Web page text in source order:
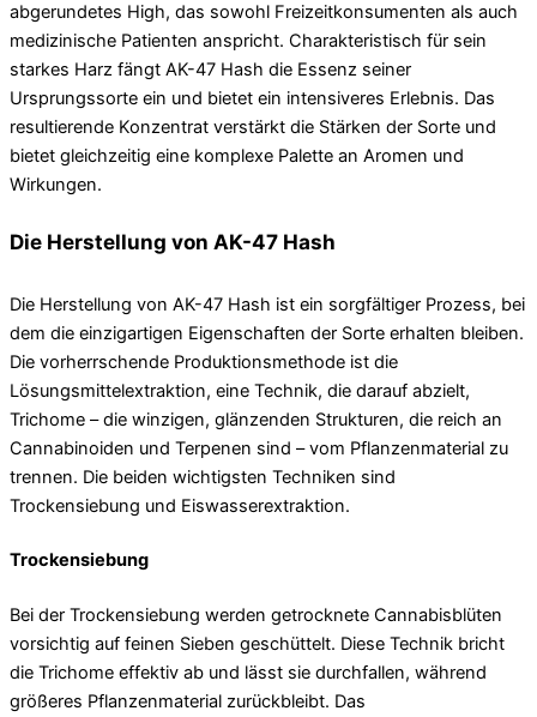
abgerundetes High, das sowohl Freizeitkonsumenten als auch
medizinische Patienten anspricht. Charakteristisch für sein
starkes Harz fängt AK-47 Hash die Essenz seiner
Ursprungssorte ein und bietet ein intensiveres Erlebnis. Das
resultierende Konzentrat verstärkt die Stärken der Sorte und
bietet gleichzeitig eine komplexe Palette an Aromen und
Wirkungen.
Die Herstellung von AK-47 Hash
Die Herstellung von AK-47 Hash ist ein sorgfältiger Prozess, bei
dem die einzigartigen Eigenschaften der Sorte erhalten bleiben.
Die vorherrschende Produktionsmethode ist die
Lösungsmittelextraktion, eine Technik, die darauf abzielt,
Trichome – die winzigen, glänzenden Strukturen, die reich an
Cannabinoiden und Terpenen sind – vom Pflanzenmaterial zu
trennen. Die beiden wichtigsten Techniken sind
Trockensiebung und Eiswasserextraktion.
Trockensiebung
Bei der Trockensiebung werden getrocknete Cannabisblüten
vorsichtig auf feinen Sieben geschüttelt. Diese Technik bricht
die Trichome effektiv ab und lässt sie durchfallen, während
größeres Pflanzenmaterial zurückbleibt. Das